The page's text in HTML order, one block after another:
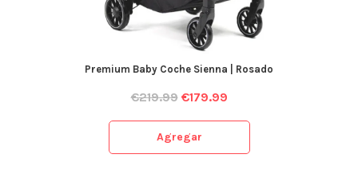
Premium Baby Coche Sienna | Rosado
€219.99 €179.99
Agregar